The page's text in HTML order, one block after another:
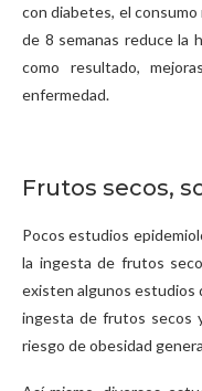
con diabetes, el
de 8 semanas reduce la
como resultado,
enfermedad.
Frutos secos,
Pocos estudios
la ingesta de frutos
existen algunos estudios
ingesta de frutos secos
riesgo de obesidad